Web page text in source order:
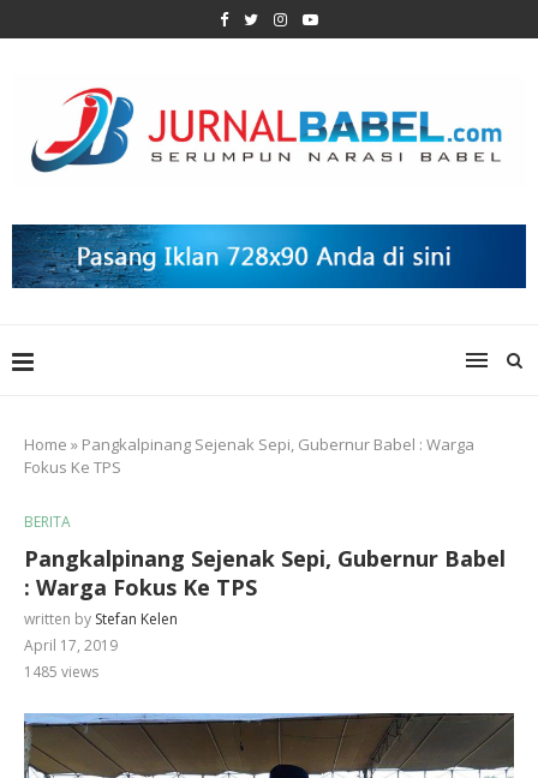
Home » Pangkalpinang Sejenak Sepi, Gubernur Babel : Warga
Fokus Ke TPS
BERITA
Pangkalpinang Sejenak Sepi, Gubernur Babel
: Warga Fokus Ke TPS
written by Stefan Kelen
April 17, 2019
1485 views